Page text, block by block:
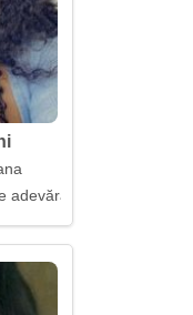
adevărate